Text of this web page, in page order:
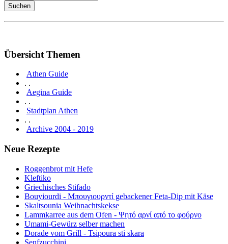
Übersicht Themen
Athen Guide
. .
Aegina Guide
. .
Stadtplan Athen
. .
Archive 2004 - 2019
Neue Rezepte
Roggenbrot mit Hefe
Kleftiko
Griechisches Stifado
Bouyiourdi - Μπουγιουρντί gebackener Feta-Dip mit Käse
Skaltsounia Weihnachtskekse
Lammkarree aus dem Ofen - Ψητό αρνί από το φούρνο
Umami-Gewürz selber machen
Dorade vom Grill - Tsipoura sti skara
Senfzucchini